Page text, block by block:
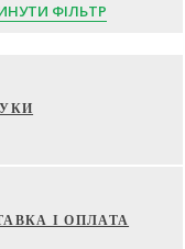
ФІЛЬТР
І ОПЛАТА